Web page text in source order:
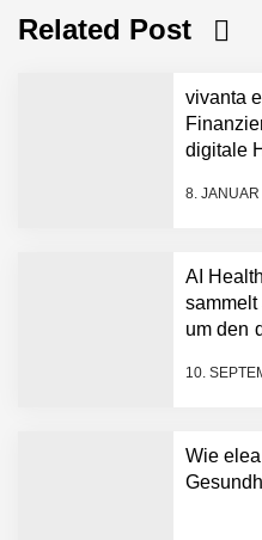
Related Post
vivanta
digitale
8.
AI
um den
10.
Wie AI